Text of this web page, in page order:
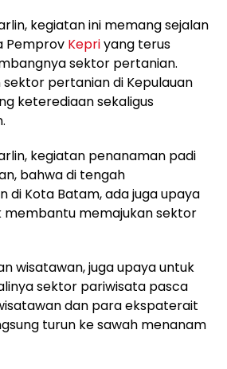
kegiatan ini memang sejalan
Pemprov Kepriyang terus
sektor pertanian.
sektor pertanian di Kepulauan
keterediaan sekaligus
kegiatan penanaman padi
bahwa di tengah
di Kota Batam, ada juga upaya
membantu memajukan sektor
wisatawan, juga upaya untuk
sektor pariwisata pasca
dan para ekspaterait
turun ke sawah menanam